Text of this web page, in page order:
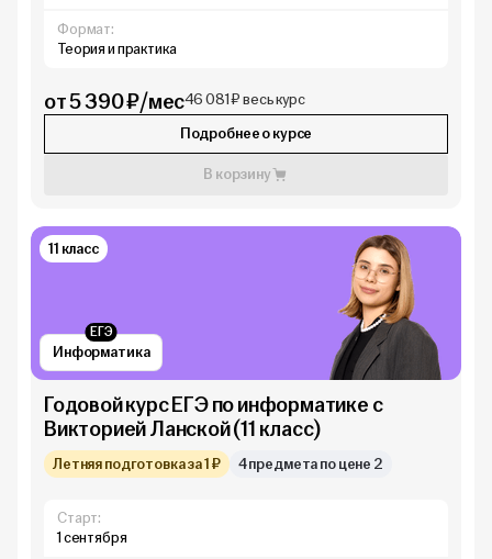
Формат:
Теория и практика
от 5 390 ₽/мес46 081 ₽ весь курс
Подробнее о курсе
В корзину
Информатика
ЕГЭ
11 класс
Годовой курс ЕГЭ по информатике с
Викторией Ланской (11 класс)
Летняя подготовка за 1 ₽ 4 предмета по цене 2
Старт:
1 сентября